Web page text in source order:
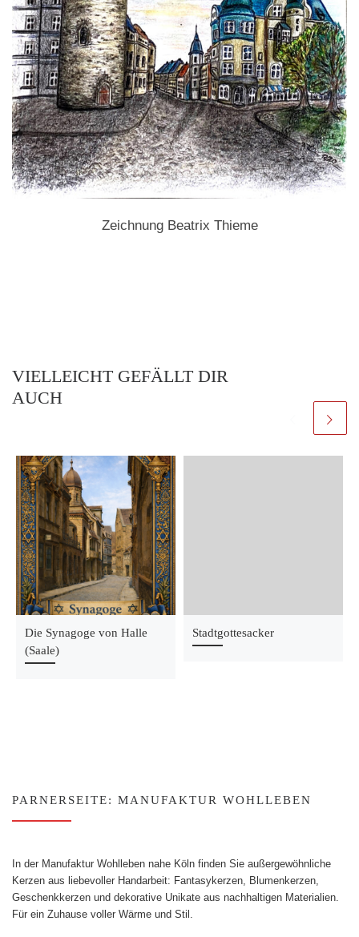
Zeichnung Beatrix Thieme
VIELLEICHT GEFÄLLT DIR
AUCH
Die Synagoge von Halle
(Saale)
Stadtgottesacker
PARNERSEITE: MANUFAKTUR WOHLLEBEN
In der Manufaktur Wohlleben nahe Köln finden Sie außergewöhnliche
Kerzen aus liebevoller Handarbeit: Fantasykerzen, Blumenkerzen,
Geschenkkerzen und dekorative Unikate aus nachhaltigen Materialien.
Für ein Zuhause voller Wärme und Stil.